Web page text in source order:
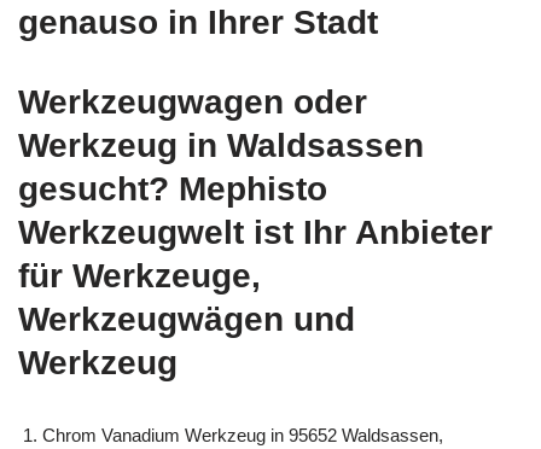
genauso in Ihrer Stadt
Werkzeugwagen oder
Werkzeug in Waldsassen
gesucht? Mephisto
Werkzeugwelt ist Ihr Anbieter
für Werkzeuge,
Werkzeugwägen und
Werkzeug
Chrom Vanadium Werkzeug in 95652 Waldsassen,